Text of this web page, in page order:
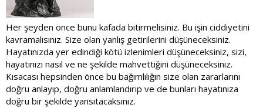
Her şeyden önce bunu kafada bitirmelisiniz. Bu işin ciddiyetini
kavramalısınız. Size olan yanlış getirilerini düşüneceksiniz.
Hayatınızda yer edindiği kötü izlenimleri düşüneceksiniz, sizi,
hayatınızı nasıl ve ne şekilde mahvettiğini düşüneceksiniz.
Kısacası hepsinden önce bu bağımlılığın size olan zararlarını
doğru anlayıp, doğru anlamlandırıp ve de bunları hayatınıza
doğru bir şekilde yansıtacaksınız.